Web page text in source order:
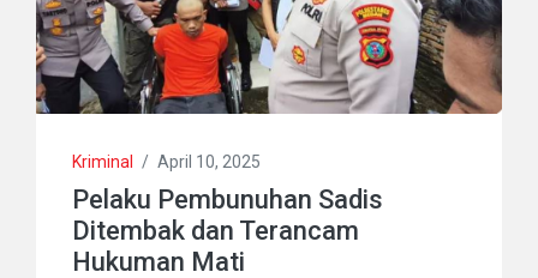
Kriminal / April 10, 2025
Pelaku Pembunuhan Sadis
Ditembak dan Terancam
Hukuman Mati